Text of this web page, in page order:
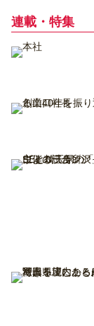
連載・特集